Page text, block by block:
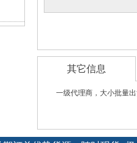
其它信息
一级代理商，大小批量